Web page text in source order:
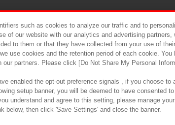
食品のご提供について カ
such as cookies to analyze our traffic and to
of our website with our analytics and advertising
to them or that they have collected from your use of
use cookies and the retention period of each cookie.
our partners. Please click [Do Not Share My Personal
enabled the opt-out preference signals , if you choose to
setup banner, you will be deemed to have consented
understand and agree to this setting, please manage
below, then click 'Save Settings' and close the banner.